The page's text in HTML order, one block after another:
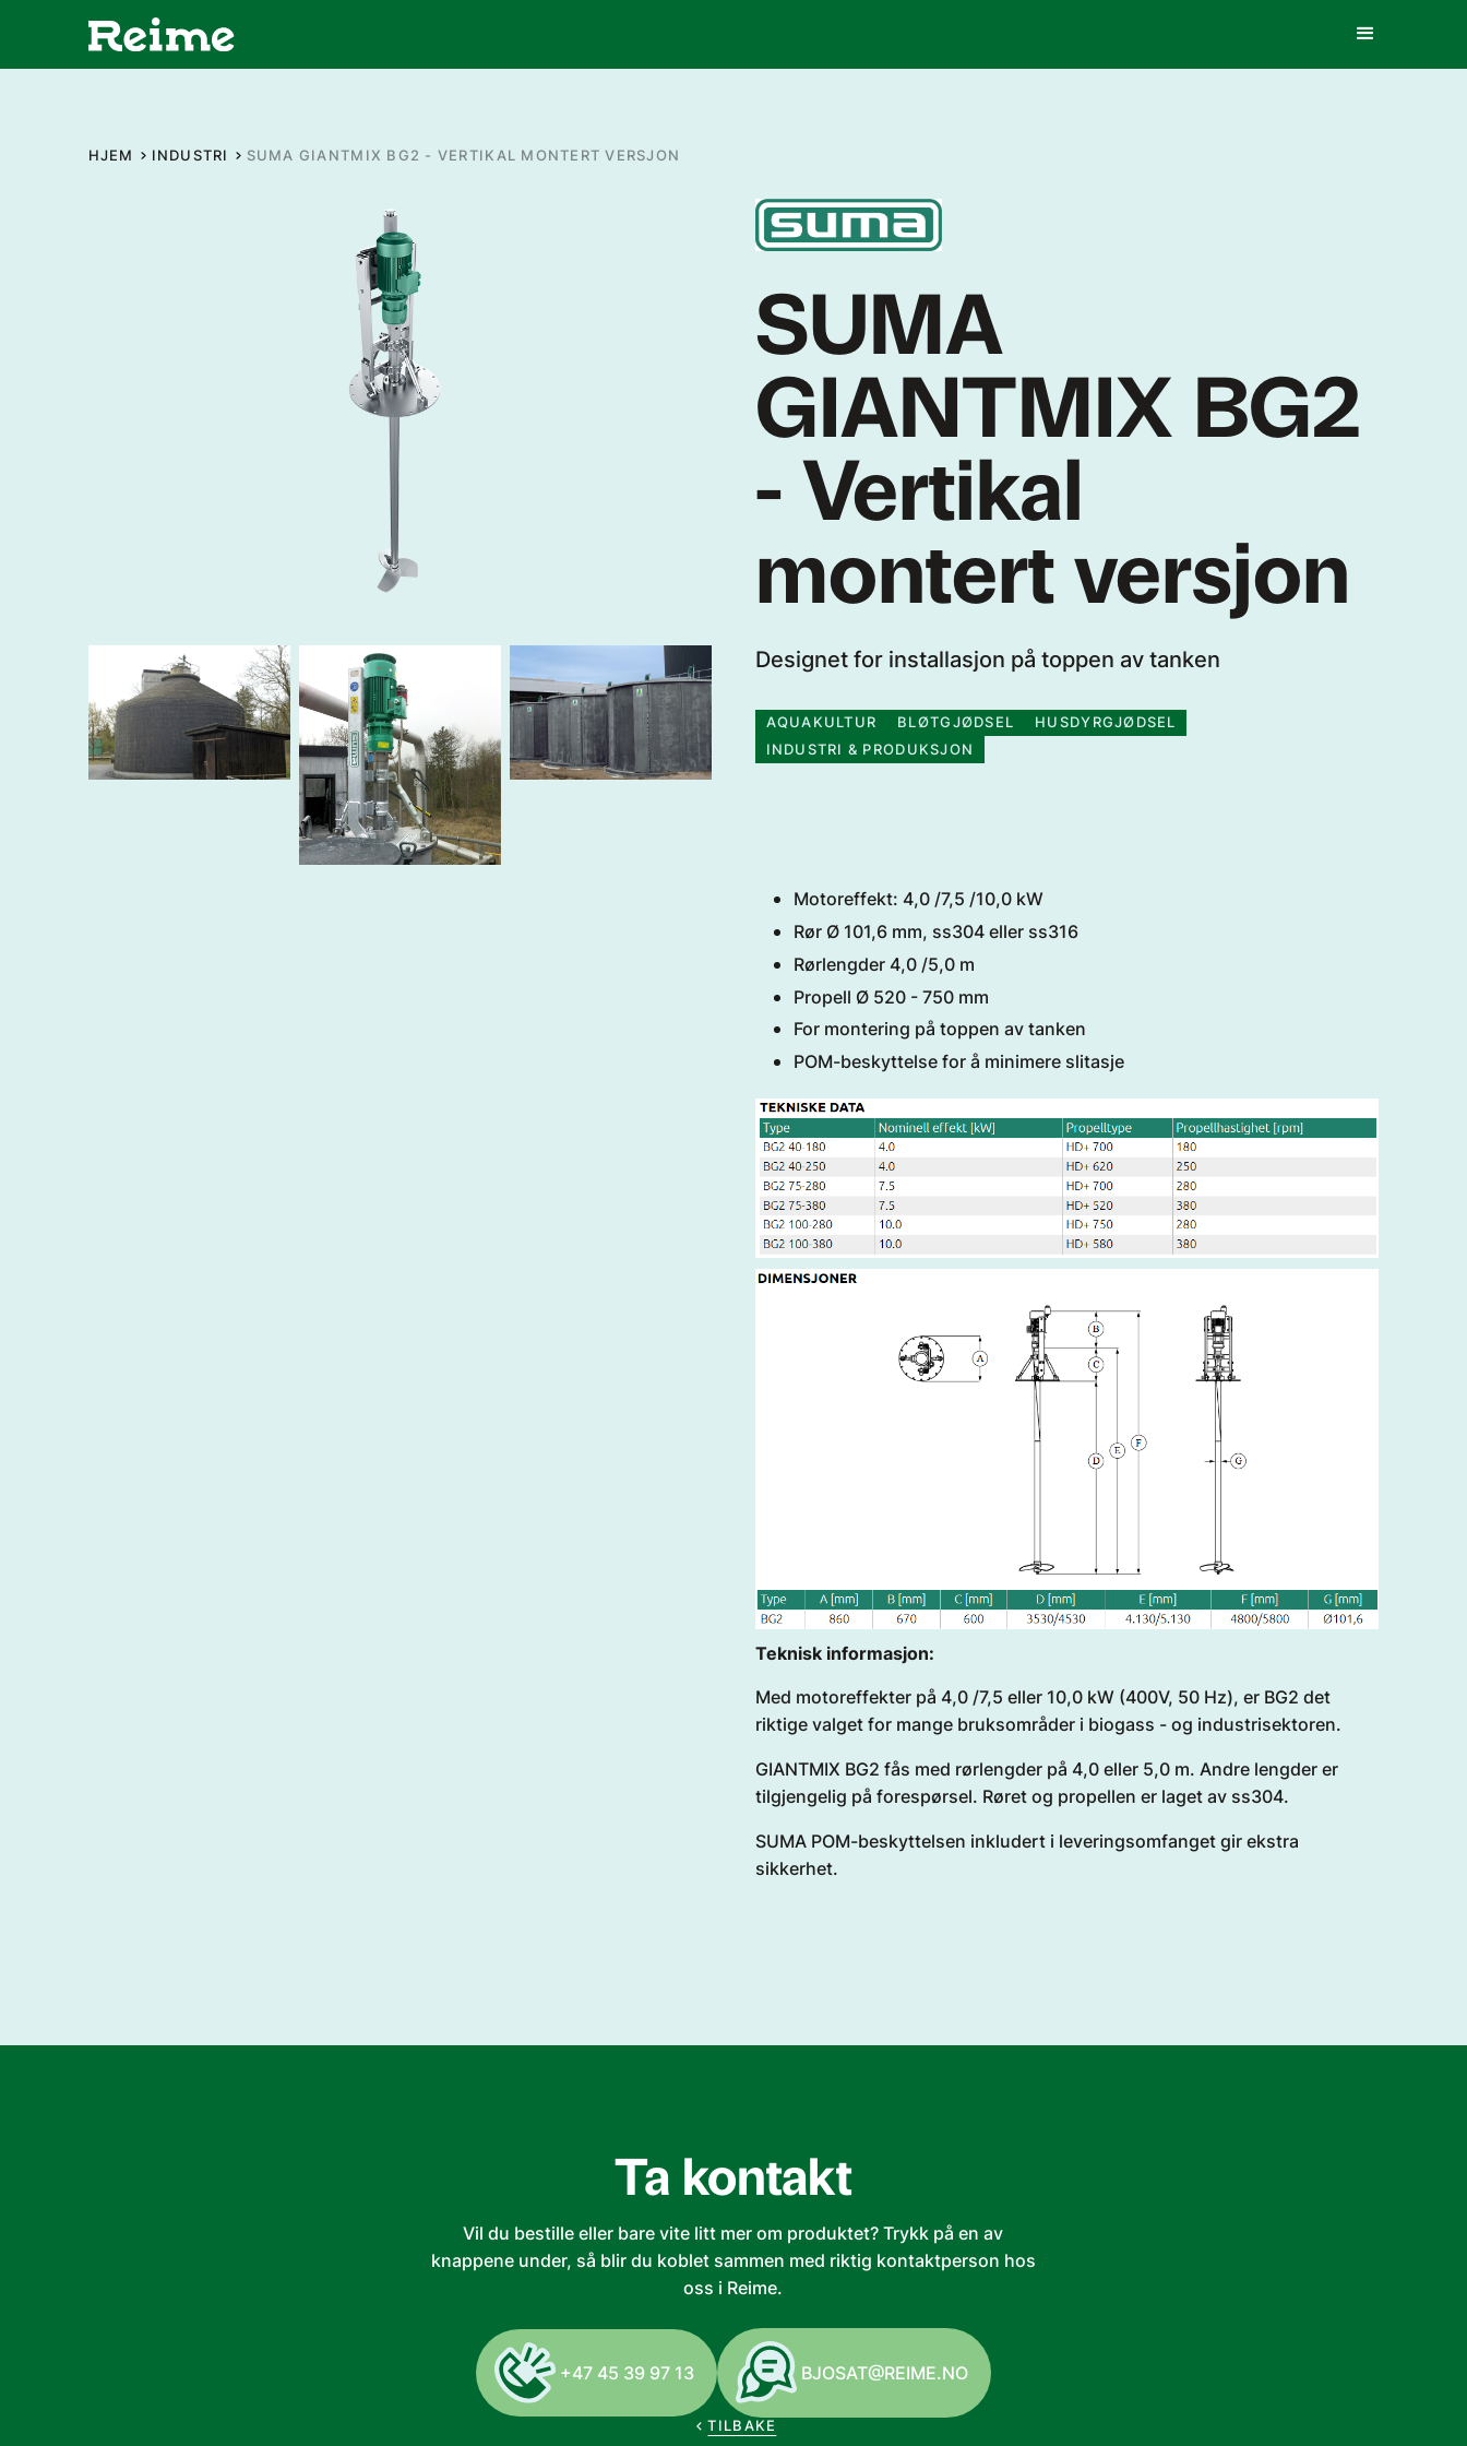
HJEM INDUSTRI SUMA GIANTMIX BG2 - VERTIKAL MONTERT VERSJON
SUMA
GIANTMIX BG2
- Vertikal
montert versjon
Designet for installasjon på toppen av tanken
AQUAKULTUR BLØTGJØDSEL
HUSDYRGJØDSEL
INDUSTRI & PRODUKSJON
Motoreffekt: 4,0 /7,5 /10,0 kW
Rør Ø 101,6 mm, ss304 eller ss316
Rørlengder 4,0 /5,0 m
Propell Ø 520 - 750 mm
For montering på toppen av tanken
POM-beskyttelse for å minimere slitasje
Teknisk informasjon:
Med motoreffekter på 4,0 /7,5 eller 10,0 kW (400V, 50 Hz), er BG2 det
riktige valget for mange bruksområder i biogass - og industrisektoren.
GIANTMIX BG2 fås med rørlengder på 4,0 eller 5,0 m. Andre lengder er
tilgjengelig på forespørsel. Røret og propellen er laget av ss304.
SUMA POM-beskyttelsen inkludert i leveringsomfanget gir ekstra
sikkerhet.
Ta kontakt
Vil du bestille eller bare vite litt mer om produktet? Trykk på en av
knappene under, så blir du koblet sammen med riktig kontaktperson hos
oss i Reime.
+47 45 39 97 13 BJOSAT@REIME.NO
TILBAKE